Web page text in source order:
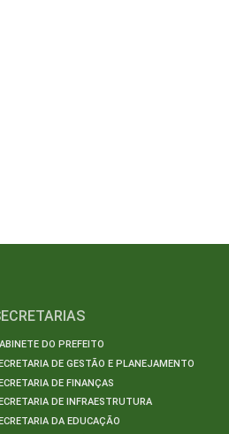
DO PREFEITO
DE GESTÃO E PLANEJAMENTO
DE FINANÇAS
DE INFRAESTRUTURA
DA EDUCAÇÃO